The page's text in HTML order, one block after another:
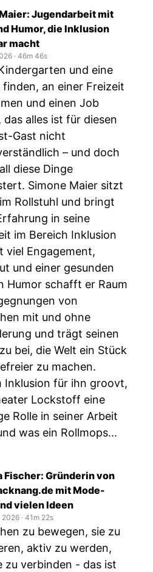
Jugendarbeit mit
Humor, die Inklusion
macht
‧ 46m 46s
und eine
finden, an einer Freizeit
und einen Job
das alles ist für diesen
Gast nicht
– und doch
diese Dinge
Simone Maier sitzt
Rollstuhl und bringt
in seine
im Bereich Inklusion
viel Engagement,
und einer gesunden
Humor schafft er Raum
von
mit und ohne
und trägt seinen
bei, die Welt ein Stück
zu machen.
Inklusion für ihn groovt,
Lockstoff eine
Rolle in seiner Arbeit
was ein Rollmops...
Fischer: Gründerin von
mit Mode-
vielen Ideen
2026 ‧ 41m 22s
zu bewegen, sie zu
aktiv zu werden,
zu verbinden ­­- das ist